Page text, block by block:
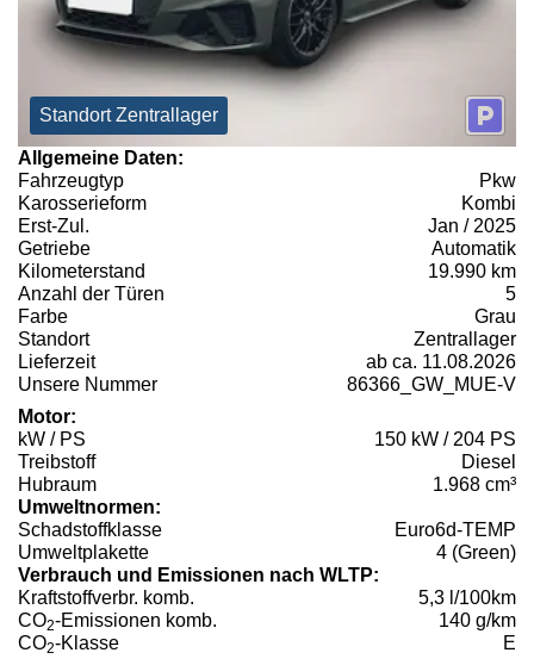
Standort Zentrallager
Allgemeine Daten:
Fahrzeugtyp
Pkw
Karosserieform
Kombi
Erst-Zul.
Jan / 2025
Getriebe
Automatik
Kilometerstand
19.990 km
Anzahl der Türen
5
Farbe
Grau
Standort
Zentrallager
Lieferzeit
ab ca. 11.08.2026
Unsere Nummer
86366_GW_MUE-V
Motor:
kW / PS
150 kW / 204 PS
Treibstoff
Diesel
Hubraum
1.968 cm³
Umweltnormen:
Schadstoffklasse
Euro6d-TEMP
Umweltplakette
4 (Green)
Verbrauch und Emissionen nach WLTP:
Kraftstoffverbr. komb.
5,3 l/100km
CO2-Emissionen komb.
140 g/km
CO2-Klasse E